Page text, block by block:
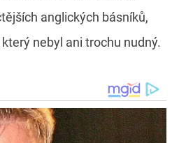
anglických básníků,
nebyl ani trochu nudný.